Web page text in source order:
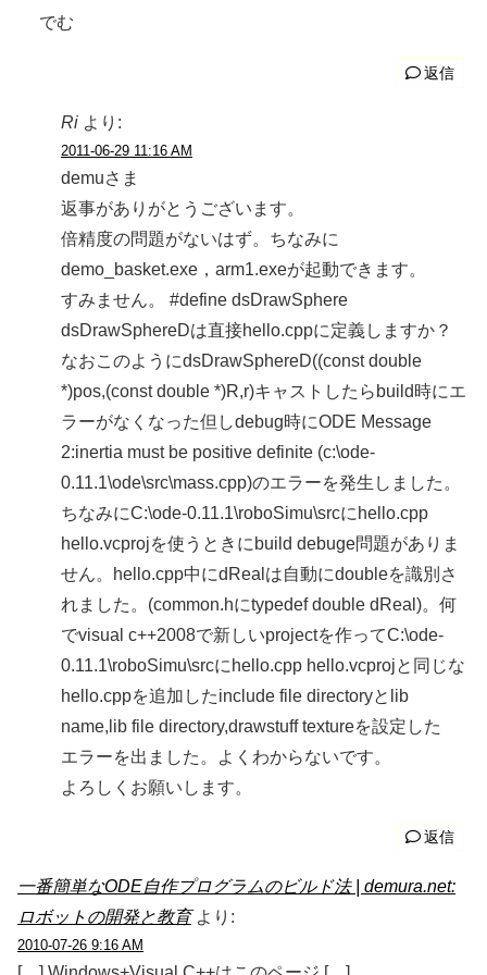
でむ
返信
Ri より:
2011-06-29 11:16 AM
demuさま
返事がありがとうございます。
倍精度の問題がないはず。ちなみに
demo_basket.exe，arm1.exeが起動できます。
すみません。 #define dsDrawSphere
dsDrawSphereDは直接hello.cppに定義しますか？
なおこのようにdsDrawSphereD((const double
*)pos,(const double *)R,r)キャストしたらbuild時にエ
ラーがなくなった但しdebug時にODE Message
2:inertia must be positive definite (c:\ode-
0.11.1\ode\src\mass.cpp)のエラーを発生しました。
ちなみにC:\ode-0.11.1\roboSimu\srcにhello.cpp
hello.vcprojを使うときにbuild debuge問題がありま
せん。hello.cpp中にdRealは自動にdoubleを識別さ
れました。(common.hにtypedef double dReal)。何
でvisual c++2008で新しいprojectを作ってC:\ode-
0.11.1\roboSimu\srcにhello.cpp hello.vcprojと同じな
hello.cppを追加したinclude file directoryとlib
name,lib file directory,drawstuff textureを設定した
エラーを出ました。よくわからないです。
よろしくお願いします。
返信
一番簡単なODE自作プログラムのビルド法 | demura.net:
ロボットの開発と教育 より:
2010-07-26 9:16 AM